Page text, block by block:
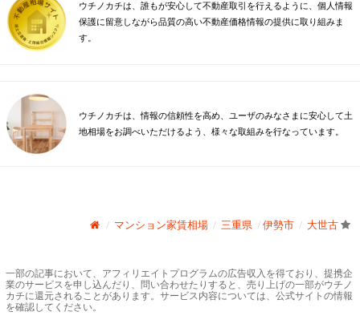
ウチノカチは、誰もが安心して不動産取引を行えるように、個人情報
保護に留意しながら品質の高い不動産価格情報の提供に取り組みま
す。
ウチノカチは、情報の信頼性を高め、ユーザのみなさまに安心して土
地相場をお調べいただけるよう、様々な取組みを行なっています。
マンション家賃相場 三重県 伊勢市 大世古
一部の記事において、アフィリエイトプログラムの広告収入を得ており、提携企
業のサービスを申し込んだり、問い合わせたりすると、売り上げの一部がウチノ
カチに還元されることがあります。サービス内容については、公式サイトの情報
を確認してください。